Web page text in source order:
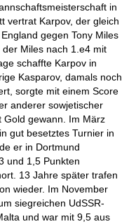
in
vertrat Karpov, der gleich
gegen Tony Miles
Miles nach 1.e4 mit
schaffte Karpov in
Kasparov, damals noch
sorgte mit einem Score
anderer sowjetischer
Gold gewann. Im März
gut besetztes Turnier in
er in Dortmund
und 1,5 Punkten
13 Jahre später trafen
wieder. Im November
siegreichen UdSSR-
und war mit 9,5 aus